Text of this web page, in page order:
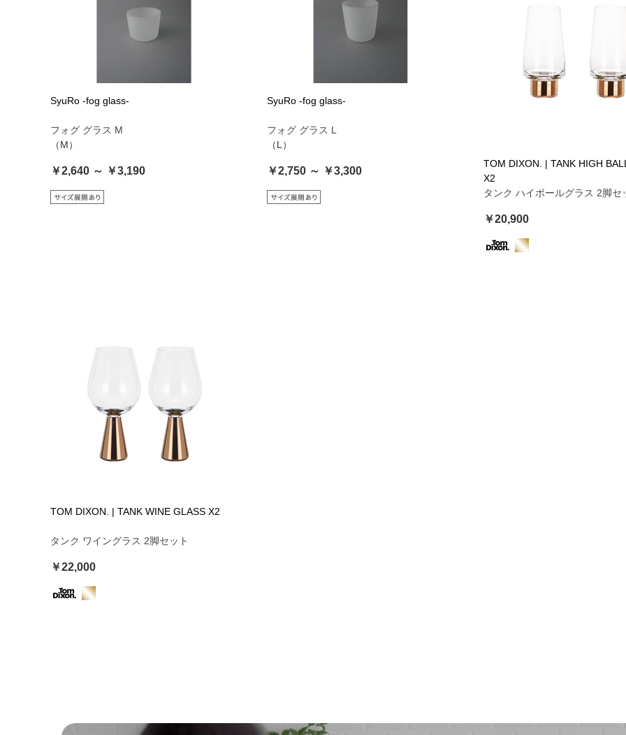
SyuRo -fog glass-
フォグ グラス M
（M）
￥2,640 ～ ￥3,190
SyuRo -fog glass-
フォグ グラス L
（L）
￥2,750 ～ ￥3,300
TOM DIXON. | TANK HIGH
X2
タンク ハイボールグラス 2脚セ
￥20,900
TOM DIXON. | TANK WINE GLASS X2
タンク ワイングラス 2脚セット
￥22,000